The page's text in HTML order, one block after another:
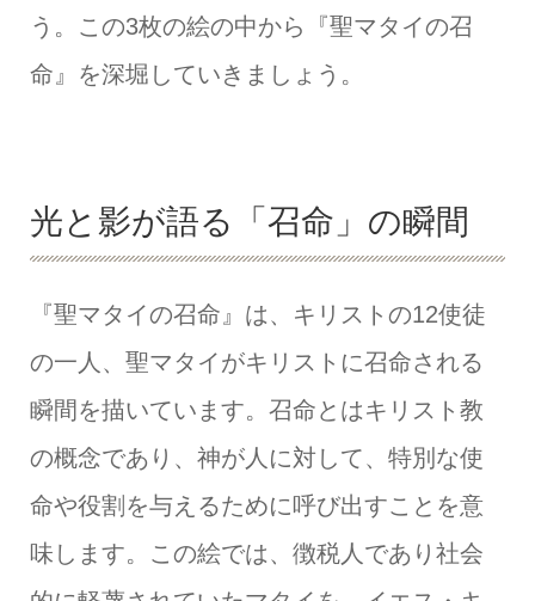
う。この3枚の絵の中から『聖マタイの召
命』を深堀していきましょう。
光と影が語る「召命」の瞬間
『聖マタイの召命』は、キリストの12使徒
の一人、聖マタイがキリストに召命される
瞬間を描いています。召命とはキリスト教
の概念であり、神が人に対して、特別な使
命や役割を与えるために呼び出すことを意
味します。この絵では、徴税人であり社会